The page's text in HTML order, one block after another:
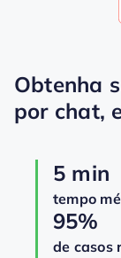
Obtenha
por chat,
5 min
tempo
95%
de casos